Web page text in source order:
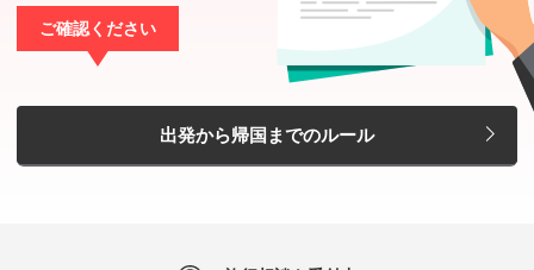
ご確認ください
出発から帰国までのルール